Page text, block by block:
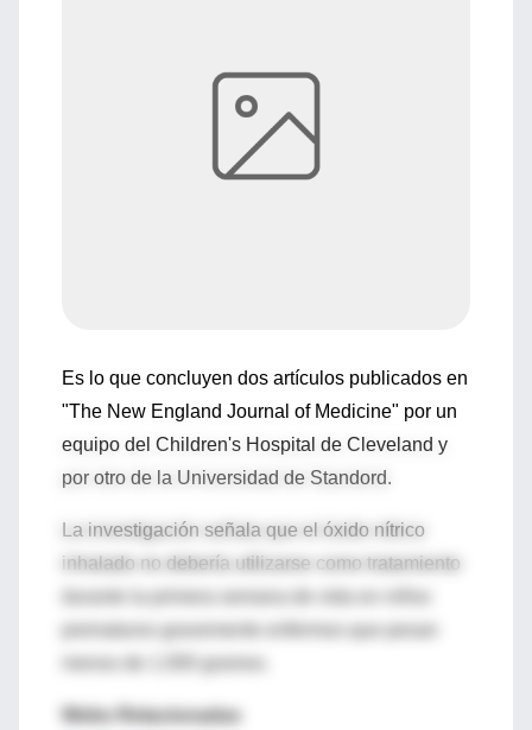
Es lo que concluyen dos artículos publicados en
"The New England Journal of Medicine" por un
equipo del Children's Hospital de Cleveland y
por otro de la Universidad de Standord.
La investigación señala que el óxido nítrico
inhalado no debería utilizarse como tratamiento
Webs Relacionadas